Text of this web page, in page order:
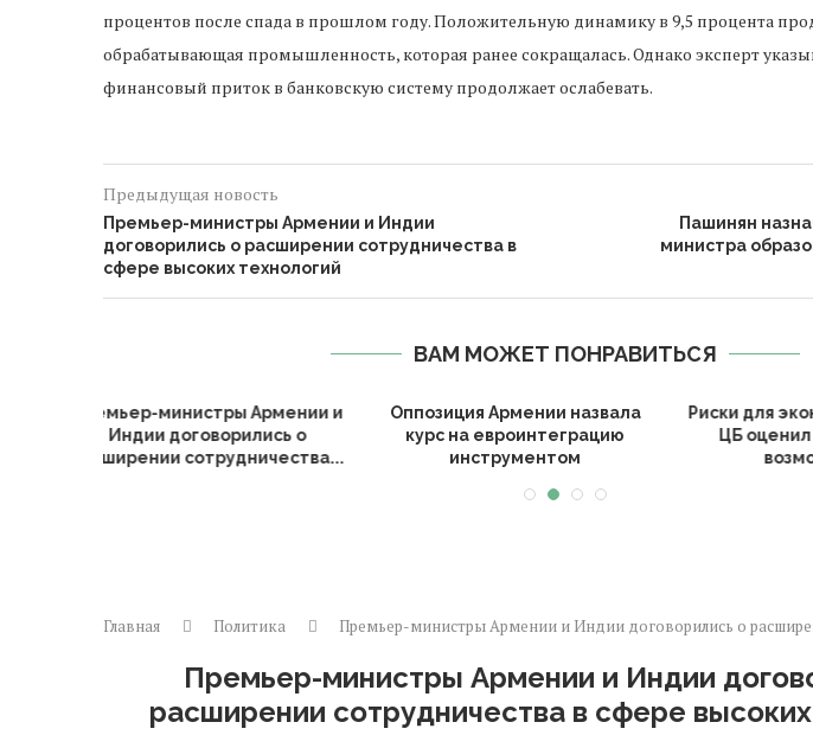
процентов после спада в прошлом году. Положительную динамику в 9,5 процента
обрабатывающая промышленность, которая ранее сокращалась. Однако эксперт
финансовый приток в банковскую систему продолжает ослабевать.
Предыдущая новость
Премьер-министры Армении и Индии
договорились о расширении сотрудничества в
сфере высоких технологий
Пашинян
министра
ВАМ МОЖЕТ ПОНРАВИТЬСЯ
Риски для экономики Армении:
ЦБ оценил последствия
возможного...
Оппозиция Армении покинула
заседание ЦИК и анонсировала
обращение...
После
в
Главная Политика Премьер-министры Армении и Индии договорились о
Премьер-министры Армении и Индии
расширении сотрудничества в сфере